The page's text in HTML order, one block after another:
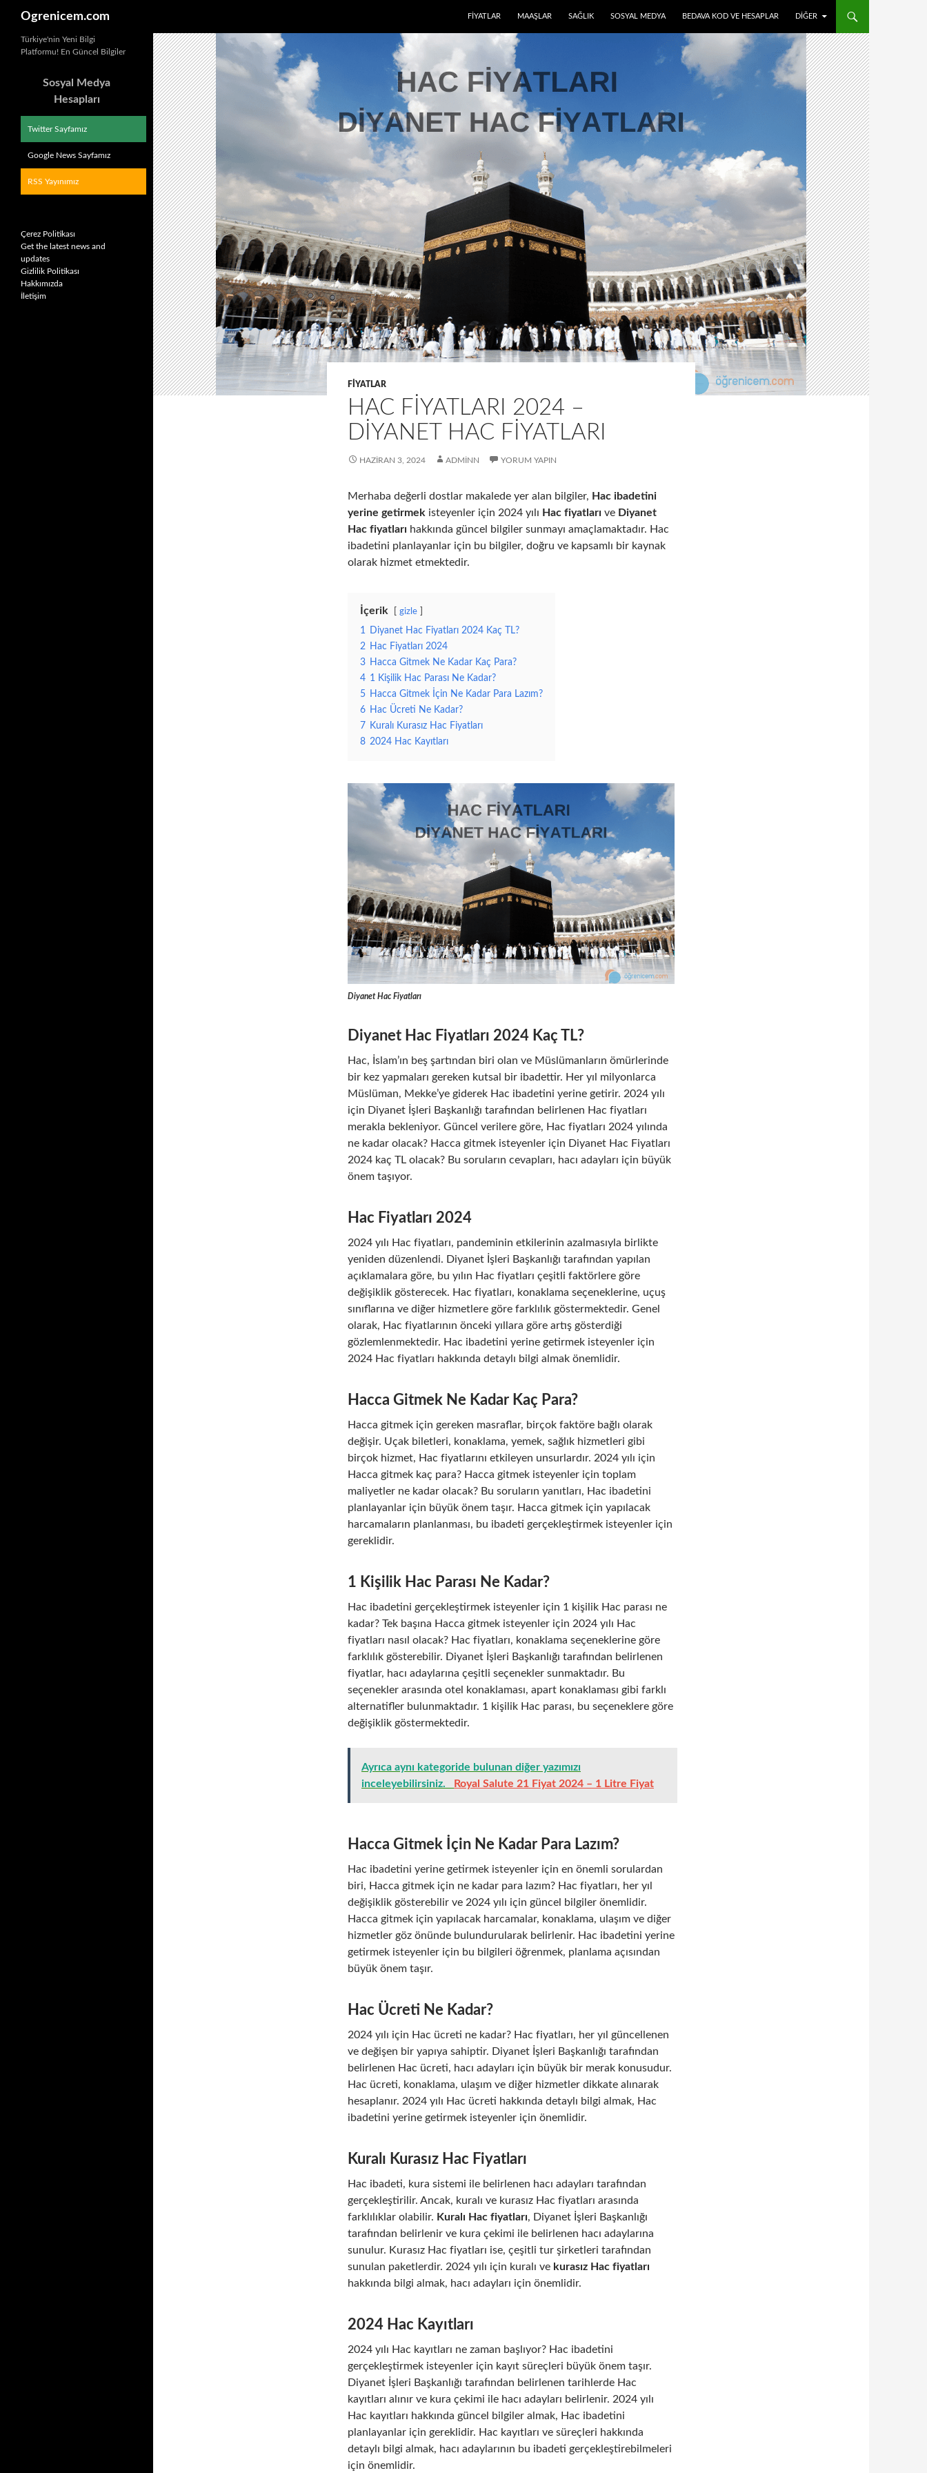
İçeriğe
Ogrenicem.com FIYATLAR MAAŞLAR SAĞLIK SOSYAL MEDYA BEDAVA KOD VE HESAPLAR DIĞER
FIYATLAR
HAC FIYATLARI 2024 –
DIYANET HAC FIYATLARI
HAZIRAN 3, 2024 ADMINN YORUM YAPIN
Merhaba değerli dostlar makalede yer alan bilgiler, Hac ibadetini
yerine getirmek isteyenler için 2024 yılı Hac fiyatları ve Diyanet
Hac fiyatları hakkında güncel bilgiler sunmayı amaçlamaktadır. Hac
ibadetini planlayanlar için bu bilgiler, doğru ve kapsamlı bir kaynak
olarak hizmet etmektedir.
İçerik gizle
1 Diyanet Hac Fiyatları 2024 Kaç TL?
2 Hac Fiyatları 2024
3 Hacca Gitmek Ne Kadar Kaç Para?
4 1 Kişilik Hac Parası Ne Kadar?
5 Hacca Gitmek İçin Ne Kadar Para Lazım?
6 Hac Ücreti Ne Kadar?
7 Kuralı Kurasız Hac Fiyatları
8 2024 Hac Kayıtları
Diyanet Hac Fiyatları
Diyanet Hac Fiyatları 2024 Kaç TL?
Hac, İslam’ın beş şartından biri olan ve Müslümanların ömürlerinde
bir kez yapmaları gereken kutsal bir ibadettir. Her yıl milyonlarca
Müslüman, Mekke’ye giderek Hac ibadetini yerine getirir. 2024 yılı
için Diyanet İşleri Başkanlığı tarafından belirlenen Hac fiyatları
merakla bekleniyor. Güncel verilere göre, Hac fiyatları 2024 yılında
ne kadar olacak? Hacca gitmek isteyenler için Diyanet Hac Fiyatları
2024 kaç TL olacak? Bu soruların cevapları, hacı adayları için büyük
önem taşıyor.
Hac Fiyatları 2024
2024 yılı Hac fiyatları, pandeminin etkilerinin azalmasıyla birlikte
yeniden düzenlendi. Diyanet İşleri Başkanlığı tarafından yapılan
açıklamalara göre, bu yılın Hac fiyatları çeşitli faktörlere göre
değişiklik gösterecek. Hac fiyatları, konaklama seçeneklerine, uçuş
sınıflarına ve diğer hizmetlere göre farklılık göstermektedir. Genel
olarak, Hac fiyatlarının önceki yıllara göre artış gösterdiği
gözlemlenmektedir. Hac ibadetini yerine getirmek isteyenler için
2024 Hac fiyatları hakkında detaylı bilgi almak önemlidir.
Hacca Gitmek Ne Kadar Kaç Para?
Hacca gitmek için gereken masraflar, birçok faktöre bağlı olarak
değişir. Uçak biletleri, konaklama, yemek, sağlık hizmetleri gibi
birçok hizmet, Hac fiyatlarını etkileyen unsurlardır. 2024 yılı için
Hacca gitmek kaç para? Hacca gitmek isteyenler için toplam
maliyetler ne kadar olacak? Bu soruların yanıtları, Hac ibadetini
planlayanlar için büyük önem taşır. Hacca gitmek için yapılacak
harcamaların planlanması, bu ibadeti gerçekleştirmek isteyenler için
gereklidir.
1 Kişilik Hac Parası Ne Kadar?
Hac ibadetini gerçekleştirmek isteyenler için 1 kişilik Hac parası ne
kadar? Tek başına Hacca gitmek isteyenler için 2024 yılı Hac
fiyatları nasıl olacak? Hac fiyatları, konaklama seçeneklerine göre
farklılık gösterebilir. Diyanet İşleri Başkanlığı tarafından belirlenen
fiyatlar, hacı adaylarına çeşitli seçenekler sunmaktadır. Bu
seçenekler arasında otel konaklaması, apart konaklaması gibi farklı
alternatifler bulunmaktadır. 1 kişilik Hac parası, bu seçeneklere göre
değişiklik göstermektedir.
Ayrıca aynı kategoride bulunan diğer yazımızı
inceleyebilirsiniz.
Royal Salute 21 Fiyat 2024 – 1 Litre Fiyat
Hacca Gitmek İçin Ne Kadar Para Lazım?
Hac ibadetini yerine getirmek isteyenler için en önemli sorulardan
biri, Hacca gitmek için ne kadar para lazım? Hac fiyatları, her yıl
değişiklik gösterebilir ve 2024 yılı için güncel bilgiler önemlidir.
Hacca gitmek için yapılacak harcamalar, konaklama, ulaşım ve diğer
hizmetler göz önünde bulundurularak belirlenir. Hac ibadetini yerine
getirmek isteyenler için bu bilgileri öğrenmek, planlama açısından
büyük önem taşır.
Hac Ücreti Ne Kadar?
2024 yılı için Hac ücreti ne kadar? Hac fiyatları, her yıl güncellenen
ve değişen bir yapıya sahiptir. Diyanet İşleri Başkanlığı tarafından
belirlenen Hac ücreti, hacı adayları için büyük bir merak konusudur.
Hac ücreti, konaklama, ulaşım ve diğer hizmetler dikkate alınarak
hesaplanır. 2024 yılı Hac ücreti hakkında detaylı bilgi almak, Hac
ibadetini yerine getirmek isteyenler için önemlidir.
Kuralı Kurasız Hac Fiyatları
Hac ibadeti, kura sistemi ile belirlenen hacı adayları tarafından
gerçekleştirilir. Ancak, kuralı ve kurasız Hac fiyatları arasında
farklılıklar olabilir. Kuralı Hac fiyatları, Diyanet İşleri Başkanlığı
tarafından belirlenir ve kura çekimi ile belirlenen hacı adaylarına
sunulur. Kurasız Hac fiyatları ise, çeşitli tur şirketleri tarafından
sunulan paketlerdir. 2024 yılı için kuralı ve kurasız Hac fiyatları
hakkında bilgi almak, hacı adayları için önemlidir.
2024 Hac Kayıtları
2024 yılı Hac kayıtları ne zaman başlıyor? Hac ibadetini
gerçekleştirmek isteyenler için kayıt süreçleri büyük önem taşır.
Diyanet İşleri Başkanlığı tarafından belirlenen tarihlerde Hac
kayıtları alınır ve kura çekimi ile hacı adayları belirlenir. 2024 yılı
Hac kayıtları hakkında güncel bilgiler almak, Hac ibadetini
planlayanlar için gereklidir. Hac kayıtları ve süreçleri hakkında
detaylı bilgi almak, hacı adaylarının bu ibadeti gerçekleştirebilmeleri
için önemlidir.
Türkiye'nin Yeni Bilgi
Platformu! En Güncel Bilgiler
Sosyal Medya
Hesapları
Twitter Sayfamız
Google News Sayfamız
RSS Yayınımız
Çerez Politikası
Get the latest news and
updates
Gizlilik Politikası
Hakkımızda
İletişim